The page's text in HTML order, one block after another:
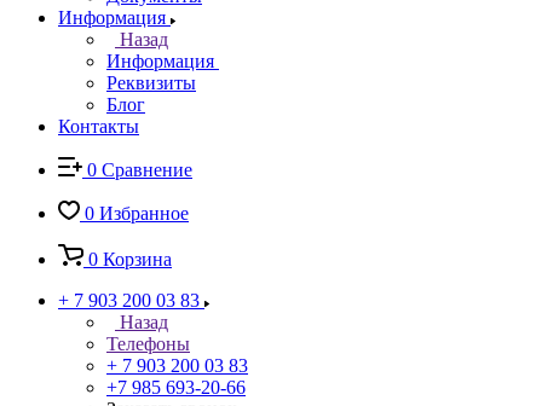
Информация
Назад
Информация
Реквизиты
Блог
Контакты
0 Сравнение
0 Избранное
0 Корзина
+ 7 903 200 03 83
Назад
Телефоны
+ 7 903 200 03 83
+7 985 693-20-66